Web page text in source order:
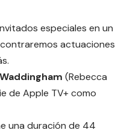
especiales en un
actuaciones
(Rebecca
de Apple TV+ como
una duración de 44